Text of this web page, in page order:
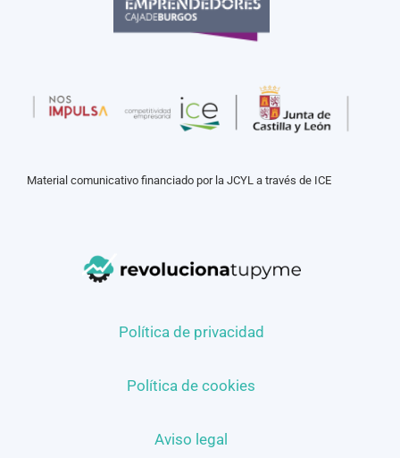
Material comunicativo financiado por la JCYL a través de ICE
Política de privacidad
Política de cookies
Aviso legal